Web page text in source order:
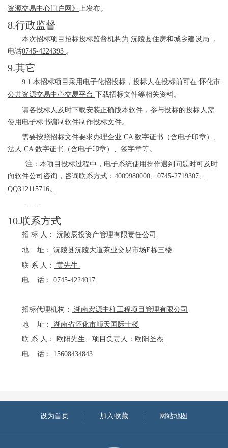
资源交易中心门户网》 上发布。
8.行政监督
本次招标项目招标投标监督机构为 沅陵县住房和城乡建设局
，
电话0745-4224393 。
9.其它
9.1 本招标项目采用电子化招投标，投标人在投标前可在 怀化市
公共资源交易中心交易平台 下载招标文件等相关资料。
请各投标人及时下载安装正确版本软件，参与投标的投标人需
使用电子标书编制软件制作投标文件。
需要按照招标文件要求办理企业 CA 数字证书（含电子印章）、
法人 CA 数字证书（含电子印章）、签字章等。
注：本项目投标过程中，电子系统使用操作遇到问题时可及时
向软件公司咨询，咨询联系方式： 4009980000、0745-2719307、
QQ312115716。
……
10.联系方式
招 标 人：
沅陵辰投资产管理有限责任公司
地
址： 沅陵县沅陵大道茶业交易市场E栋三楼
联 系 人：
黄先生
电
话： 0745-4224017
招标代理机构：
湖南宏源中柱工程项目管理有限公司
地
址：
湖南省怀化市顺天国际十楼
联 系 人：
欧阳先生、项目负责人：欧阳圣杰
电
话： 15608434843
设为首页 加入收藏 网站地图